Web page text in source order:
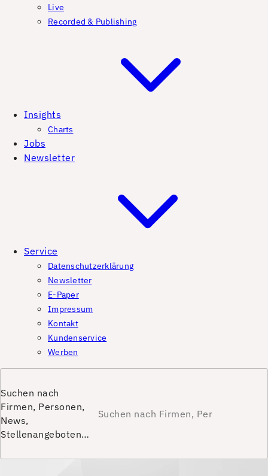
Live
Recorded & Publishing
Insights
Charts
Jobs
Newsletter
Service
Datenschutzerklärung
Newsletter
E-Paper
Impressum
Kontakt
Kundenservice
Werben
Suchen nach
Firmen, Personen,
News,
Stellenangeboten…